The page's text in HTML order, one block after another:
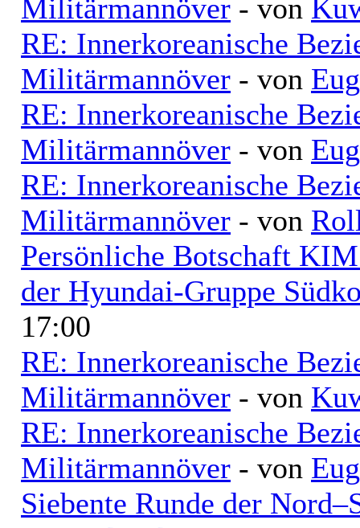
Militärmannöver - von
RE: Innerkoreanische
Militärmannöver - von
RE: Innerkoreanische
Militärmannöver - von
RE: Innerkoreanische
Militärmannöver - von
Persönliche Botschaft
der Hyundai-Gruppe
17:00
RE: Innerkoreanische
Militärmannöver - von
RE: Innerkoreanische
Militärmannöver - von
Siebente Runde der